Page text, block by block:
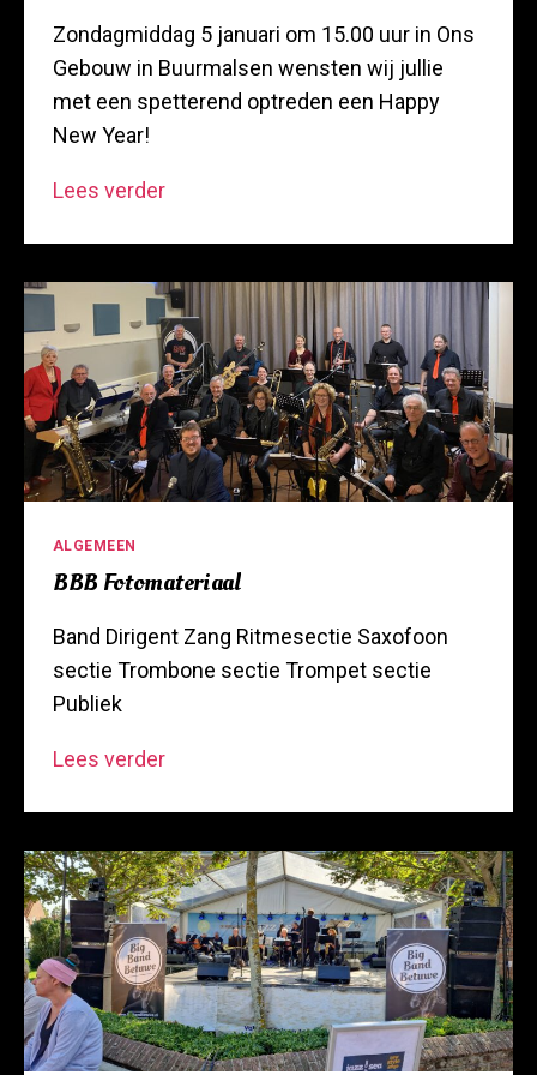
Zondagmiddag 5 januari om 15.00 uur in Ons
Gebouw in Buurmalsen wensten wij jullie
met een spetterend optreden een Happy
New Year!
Lees verderNieuwjaarsconcert
Categorieën
ALGEMEEN
BBB Fotomateriaal
Band Dirigent Zang Ritmesectie Saxofoon
sectie Trombone sectie Trompet sectie
Publiek
Lees verderBBB